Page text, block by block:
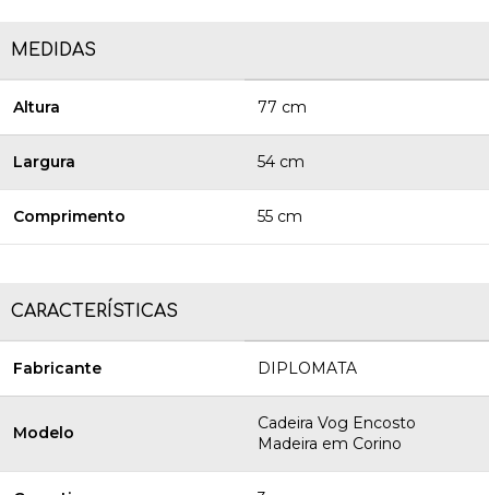
MEDIDAS
Altura 77 cm
Largura 54 cm
Comprimento 55 cm
CARACTERÍSTICAS
Fabricante DIPLOMATA
Modelo
Cadeira Vog Encosto
Madeira em Corino